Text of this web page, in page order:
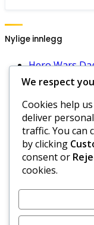
Nylige innlegg
Hero Wars
Hero Wars
Restriksjoner,
Hero Wars
Maksimere
Hero Wars
Gyldighet
belønninger,
We respect
Cookies help
deliver
traffic. You can
by clicking
consent or
cookies.